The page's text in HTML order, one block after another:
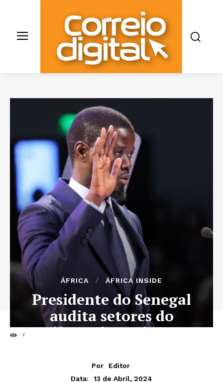
36
ÁFRICA ÁFRICA INSIDE
Presidente do Senegal
audita setores do
petróleo, gás e mineração
Por
Editor
Data:
13 de Abril, 2024